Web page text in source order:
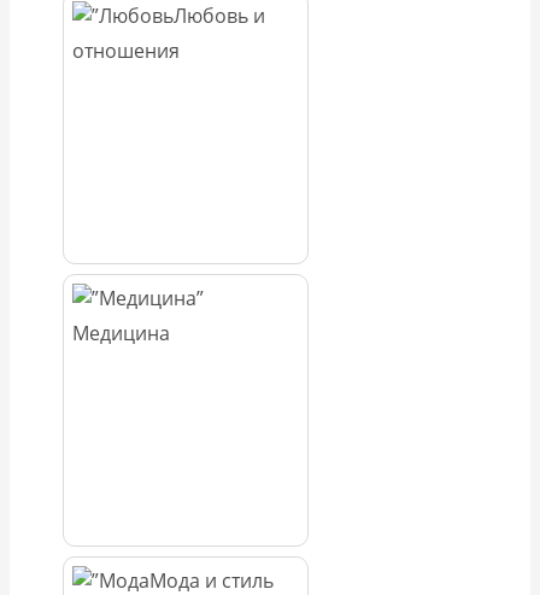
Любовь и
отношения
Медицина
Мода и стиль